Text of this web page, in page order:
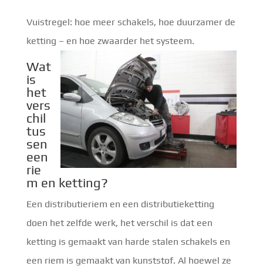
Vuistregel: hoe meer schakels, hoe duurzamer de
ketting – en hoe zwaarder het systeem.
Wat
is
het
vers
chil
tus
sen
een
rie
m en ketting?
Een distributieriem en een distributieketting
doen het zelfde werk, het verschil is dat een
ketting is gemaakt van harde stalen schakels en
een riem is gemaakt van kunststof. Al hoewel ze